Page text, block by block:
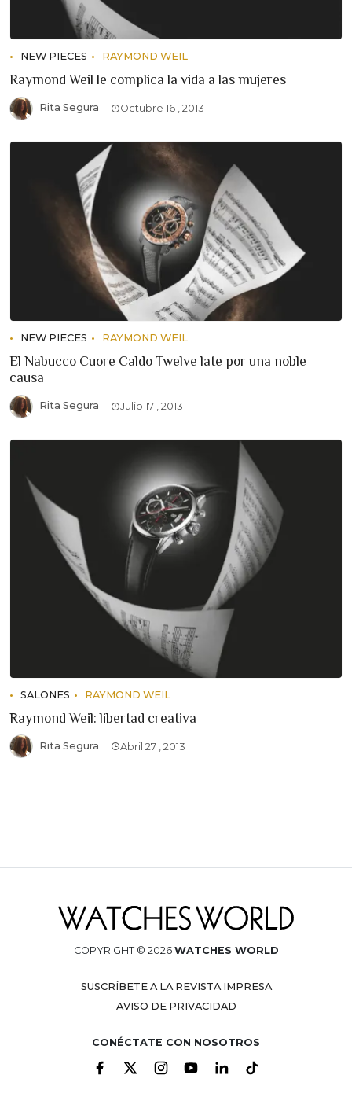
NEW PIECES RAYMOND WEIL
Raymond Weil le complica la vida a las mujeres
Rita Segura Octubre 16 , 2013
NEW PIECES RAYMOND WEIL
El Nabucco Cuore Caldo Twelve late por una noble
causa
Rita Segura Julio 17 , 2013
SALONES RAYMOND WEIL
Raymond Weil: libertad creativa
Rita Segura Abril 27 , 2013
COPYRIGHT © 2026 WATCHES WORLD
SUSCRÍBETE A LA REVISTA IMPRESA
AVISO DE PRIVACIDAD
CONÉCTATE CON NOSOTROS